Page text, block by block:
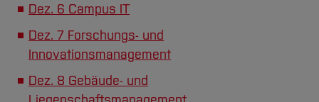
Service
Dez. 6 Campus IT
Dez. 7 Forschungs- und
Innovationsmanagement
Dez. 8 Gebäude- und